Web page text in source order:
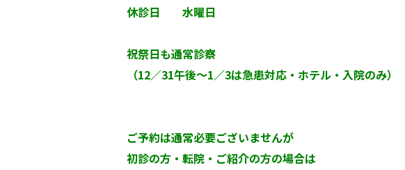
休診日 水曜日
祝祭日も通常診察
（12／31午後～1／3は急患対応・ホテル・入院のみ）
ご予約は通常必要ございませんが
初診の方・転院・ご紹介の方の場合は